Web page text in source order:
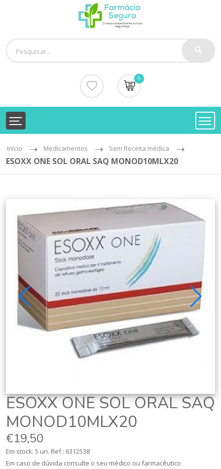
0
Início Medicamentos Sem Receita médica
ESOXX ONE SOL ORAL SAQ MONOD10MLX20
ESOXX ONE SOL ORAL SAQ
MONOD10MLX20
€19,50
Em stock: 5 un. Ref.: 6312538
Em caso de dúvida consulte o seu médico ou farmacêutico